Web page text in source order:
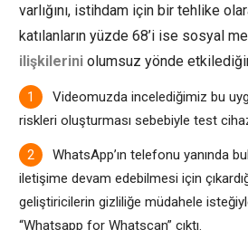
varlığını, istihdam için bir tehlike
katılanların yüzde 68’i ise sosyal
ilişkilerini olumsuz yönde
Videomuzda incelediğimiz bu
riskleri oluşturması sebebiyle test
WhatsApp’ın telefonu yanında
iletişime devam edebilmesi için
geliştiricilerin gizliliğe müdahele
“Whatsapp for Whatscan” çıktı.